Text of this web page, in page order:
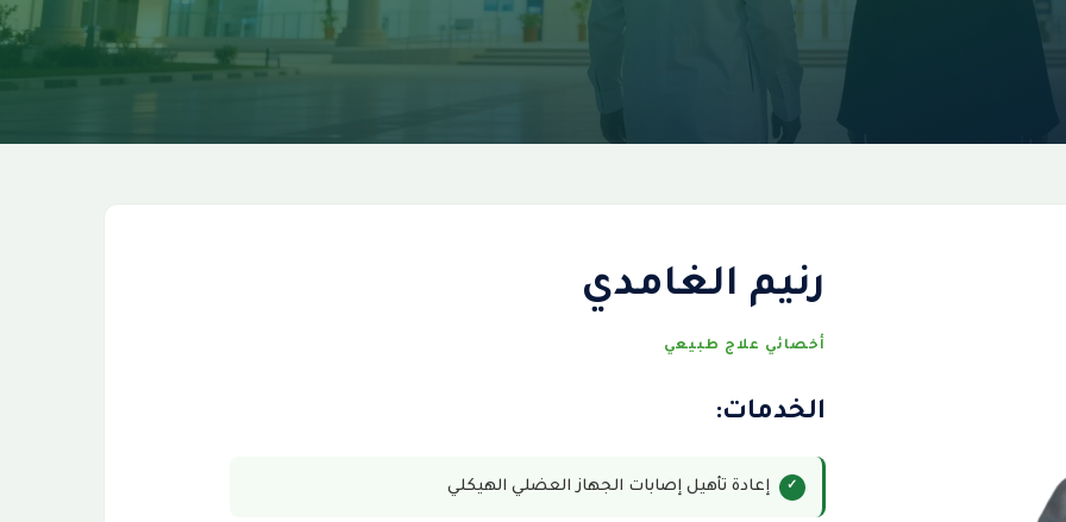
رنيم الغامدي
أخصائي علاج طبيعي
الخدمات:
إعادة تأهيل إصابات الجهاز العضلي الهيكلي